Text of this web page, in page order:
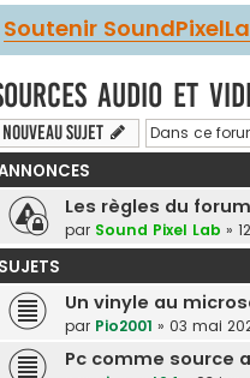
Soutenir
audio et
Nouveau sujet
Les règles du forum
par Sound Pixel Lab »
SUJETS
Un vinyle au
par Pio2001 » 03 mai
Pc comme source